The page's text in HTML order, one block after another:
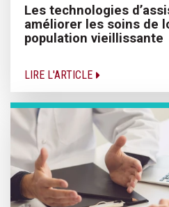
Les technologies
améliorer les soins de
population vieillissante
LIRE L'ARTICLE